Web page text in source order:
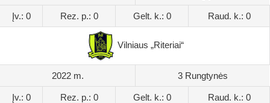
Įv.: 0 Rez. p.: 0 Gelt. k.: 0 Raud. k.: 0
Vilniaus „Riteriai“
2022 m. 3 Rungtynės
Įv.: 0 Rez. p.: 0 Gelt. k.: 0 Raud. k.: 0